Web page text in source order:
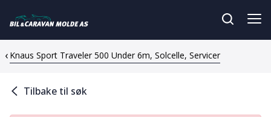
Knaus Sport Traveler 500 Under 6m, Solcelle, Servicer
Tilbake til søk